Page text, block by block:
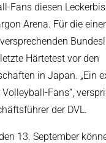
Fans diesen
Arena. Für die
Härtetest vor den
in Japan. „Ein
Fans“,
der DVL.
13. September